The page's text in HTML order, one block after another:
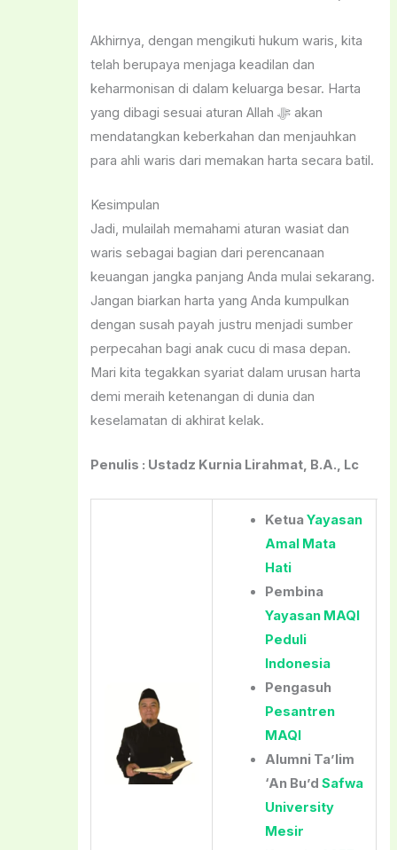
Akhirnya, dengan mengikuti hukum waris, kita
telah berupaya menjaga keadilan dan
keharmonisan di dalam keluarga besar. Harta
yang dibagi sesuai aturan Allah ﷻ akan
mendatangkan keberkahan dan menjauhkan
para ahli waris dari memakan harta secara batil.
Kesimpulan
Jadi, mulailah memahami aturan wasiat dan
waris sebagai bagian dari perencanaan
keuangan jangka panjang Anda mulai sekarang.
Jangan biarkan harta yang Anda kumpulkan
dengan susah payah justru menjadi sumber
perpecahan bagi anak cucu di masa depan.
Mari kita tegakkan syariat dalam urusan harta
demi meraih ketenangan di dunia dan
keselamatan di akhirat kelak.
Penulis : Ustadz Kurnia Lirahmat, B.A., Lc
Ketua Yayasan
Amal Mata
Hati
Pembina
Yayasan MAQI
Peduli
Indonesia
Pengasuh
Pesantren
MAQI
Alumni Ta’lim
‘An Bu’d Safwa
University
Mesir